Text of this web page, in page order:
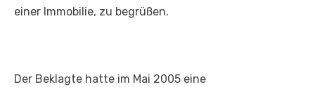
einer Immobilie, zu begrüßen.
Der Beklagte hatte im Mai 2005 eine